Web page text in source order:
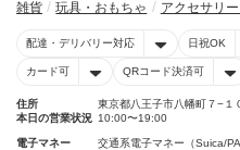
雑貨 玩具・おもちゃ アクセサリ
配達・デリバリー対応 日祝OK
カード可 QRコード決済可
住所
東京都八王子市八幡町７−１
本日の営業状況 10:00〜19:00
電子マネー 交通系電子マネー（Suica/